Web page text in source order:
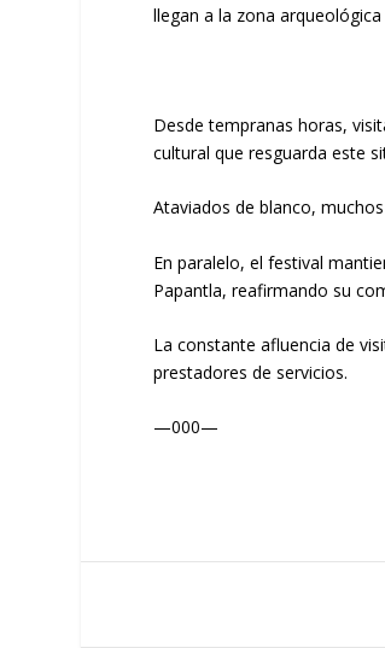
llegan a la zona
Desde tempranas horas,
cultural que resguarda este
Ataviados de blanco,
En paralelo, el festival
Papantla, reafirmando su
La constante afluencia de
prestadores de servicios.
—000—